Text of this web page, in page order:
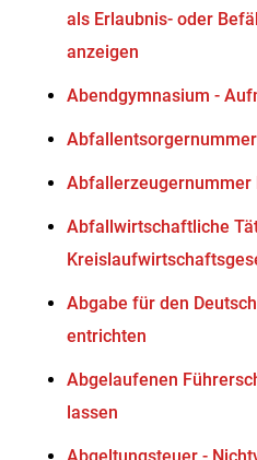
als Erlaubnis- oder
anzeigen
Abendgymnasium -
Abfallerzeugernummer
Abfallwirtschaftliche
Abgabe für den
entrichten
Abgelaufenen
lassen